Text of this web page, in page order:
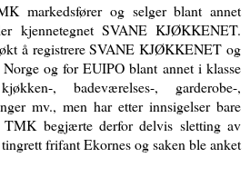
markedsfører og selger blant annet
kjennetegnet SVANE KJØKKENET.
å registrere SVANE KJØKKENET og
og for EUIPO blant annet i klasse
, badeværelses-, garderobe-,
mv., men har etter innsigelser bare
begjærte derfor delvis sletting av
frifant Ekornes og saken ble anket